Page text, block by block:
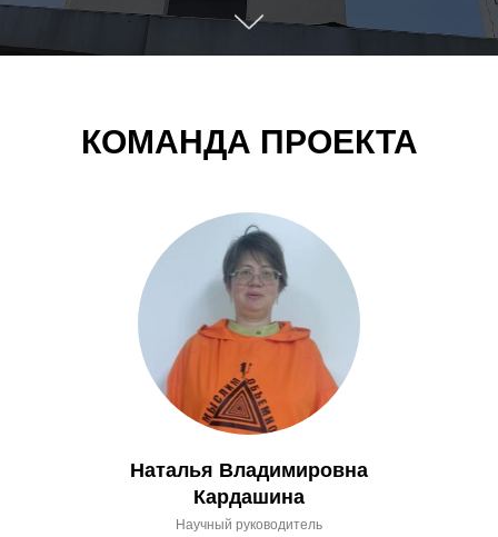
КОМАНДА ПРОЕКТА
Наталья Владимировна
Кардашина
Научный руководитель